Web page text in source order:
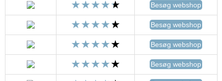
Besøg webshop
Besøg webshop
Besøg webshop
Besøg webshop